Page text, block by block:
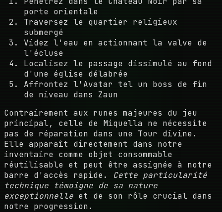
porte orientale
Traversez le quartier religieux
submergé
Videz l'eau en actionnant la valve de
l'écluse
Localisez le passage dissimulé au fond
d'une église délabrée
Affrontez l'Avatar tel un boss de fin
de niveau dans Zaun
Contrairement aux runes majeures du jeu
principal, celle de Miquella ne nécessite
pas de réparation dans une Tour divine.
Elle apparaît directement dans notre
inventaire comme objet consommable
réutilisable et peut être assignée à notre
barre d'accès rapide. Cette particularité
technique témoigne de sa nature
exceptionnelle et de son rôle crucial dans
notre progression.